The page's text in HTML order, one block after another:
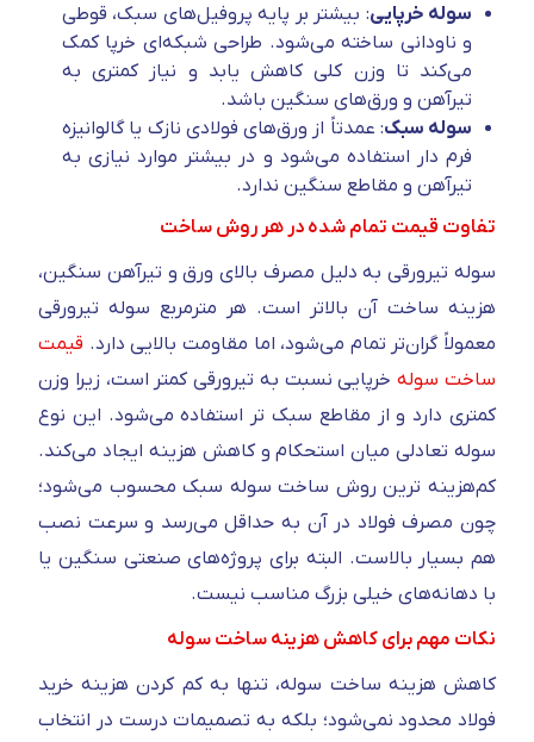
سوله خرپایی: بیشتر بر پایه پروفیل‌های سبک، قوطی
و ناودانی ساخته می‌شود. طراحی شبکه‌ای خرپا کمک
می‌کند تا وزن کلی کاهش یابد و نیاز کمتری به
تیرآهن و ورق‌های سنگین باشد.
سوله سبک: عمدتاً از ورق‌های فولادی نازک یا گالوانیزه
فرم‌ دار استفاده می‌شود و در بیشتر موارد نیازی به
تیرآهن و مقاطع سنگین ندارد.
تفاوت قیمت تمام شده در هر روش ساخت
سوله تیرورقی به دلیل مصرف بالای ورق و تیرآهن سنگین،
هزینه ساخت آن بالاتر است. هر مترمربع سوله تیرورقی
معمولاً گران‌تر تمام می‌شود، اما مقاومت بالایی دارد. قیمت
ساخت سولهخرپایی نسبت به تیرورقی کمتر است، زیرا وزن
کمتری دارد و از مقاطع سبک‌ تر استفاده می‌شود. این نوع
سوله تعادلی میان استحکام و کاهش هزینه ایجاد می‌کند.
کم‌هزینه‌ ترین روش ساخت سوله سبک محسوب می‌شود؛
چون مصرف فولاد در آن به حداقل می‌رسد و سرعت نصب
هم بسیار بالاست. البته برای پروژه‌های صنعتی سنگین یا
با دهانه‌های خیلی بزرگ مناسب نیست.
نکات مهم برای کاهش هزینه ساخت سوله
کاهش هزینه ساخت سوله، تنها به کم‌ کردن هزینه خرید
فولاد محدود نمی‌شود؛ بلکه به تصمیمات درست در انتخاب